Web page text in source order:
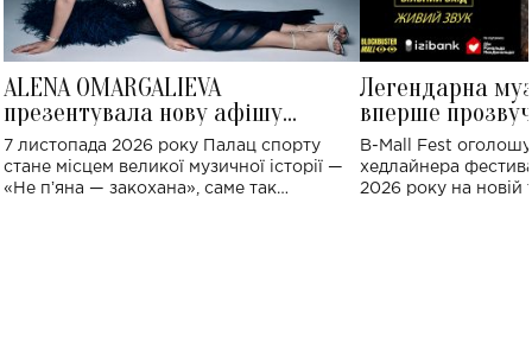
ALENA OMARGALIEVA
презентувала нову афішу
великого концерту в Палаці
спорту
7 листопада 2026 року Палац спорту
стане місцем великої музичної історії —
«Не пʼяна — закохана», саме так
Легендарна
вперше
Україні: де
B-Mall Fest
хедлайнера
2026 року на новій